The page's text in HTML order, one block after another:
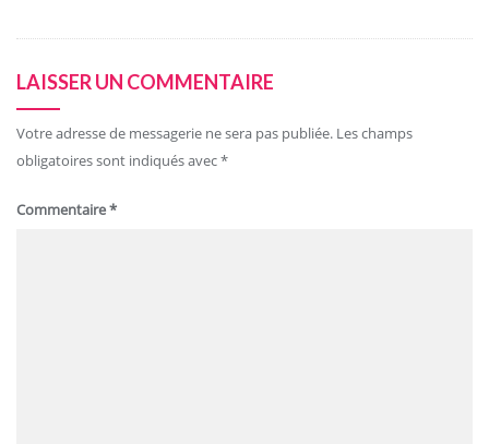
LAISSER UN COMMENTAIRE
Votre adresse de messagerie ne sera pas publiée. Les champs
obligatoires sont indiqués avec*
Commentaire*